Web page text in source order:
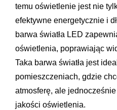
temu oświetlenie jest nie
efektywne energetycznie i
barwa światła LED
oświetlenia, poprawiając
Taka barwa światła jest
pomieszczeniach, gdzie
atmosferę, ale
jakości oświetlenia.